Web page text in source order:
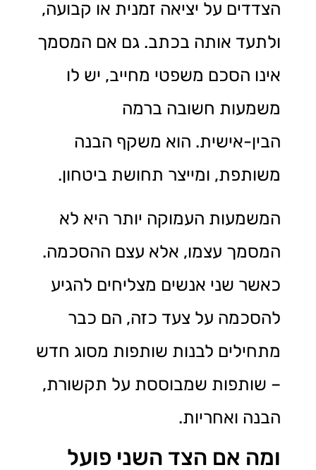
הצדדים על יציאה זמנית או קבועה,
ולתעד אותה בכתב. גם אם המסמך
אינו הסכם משפטי מחייב, יש לו
משמעות חשובה ברמה
הבין-אישית. הוא משקף הבנה
משותפת, ומייצר תחושת ביטחון.
המשמעות העמוקה יותר היא לא
המסמך עצמו, אלא עצם ההסכמה.
כאשר שני אנשים מצליחים להגיע
להסכמה על צעד כזה, הם כבר
מתחילים לבנות שותפות מסוג חדש
– שותפות שמבוססת על תקשורת,
הבנה ואחריות.
ומה אם הצד השני פועל